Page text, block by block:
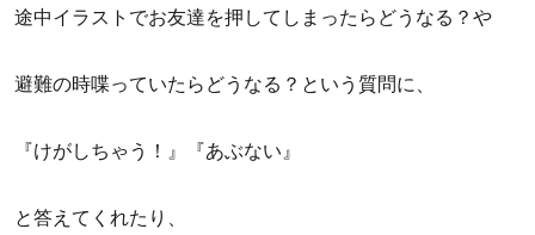
途中イラストでお友達を押してしまったらどうなる？や
避難の時喋っていたらどうなる？という質問に、
『けがしちゃう！』『あぶない』
と答えてくれたり、